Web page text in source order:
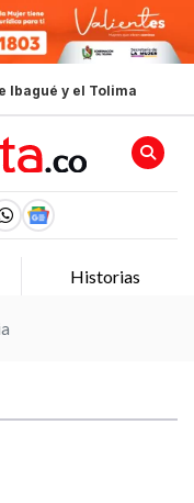
Ibagué y el Tolima
Historias